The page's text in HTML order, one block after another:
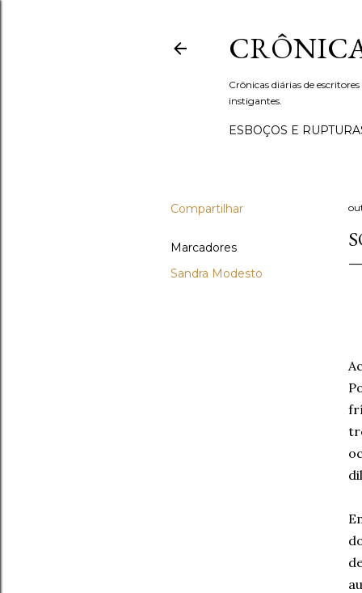
Crônicas diárias de
instigantes.
ESBOÇOS E
Compartilhar
Marcadores
Sandra Modesto